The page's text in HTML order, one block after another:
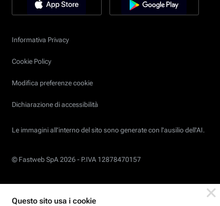
Informativa Privacy
Cookie Policy
Modifica preferenze cookie
Dichiarazione di accessibilità
Le immagini all’interno del sito sono generate con l'ausilio dell'AI.
© Fastweb SpA 2026 - P.IVA 12878470157